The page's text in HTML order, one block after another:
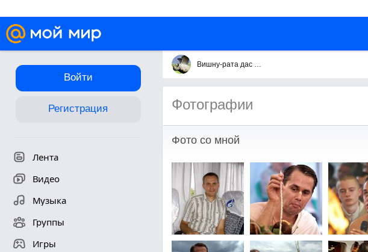
Войти
Регистрация
Лента
Видео
Музыка
Группы
Игры
Вишну-рата дас Манахов
Фотографии
Фото со мной